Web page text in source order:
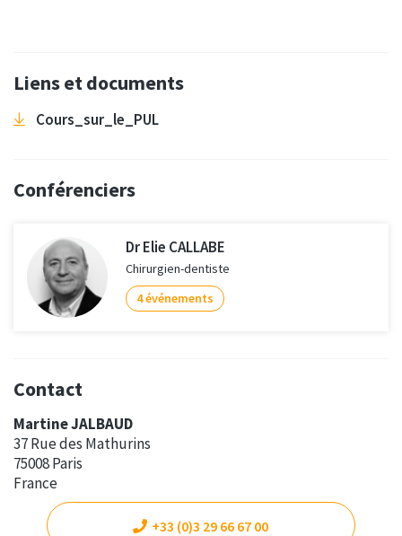
Liens et documents
Cours_sur_le_PUL
Conférenciers
Dr Elie CALLABE
Chirurgien-dentiste
4 événements
Contact
Martine JALBAUD
37 Rue des Mathurins
75008 Paris
France
+33 (0)3 29 66 67 00